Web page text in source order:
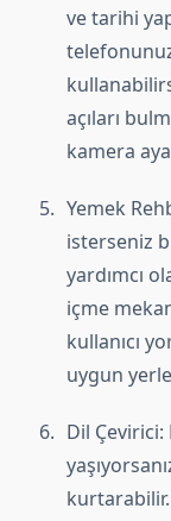
ve tarihi
açıları
kamera
Yemek
isterseniz
yardımcı
içme
kullanıcı
uygun
Dil
kurtarabilir.